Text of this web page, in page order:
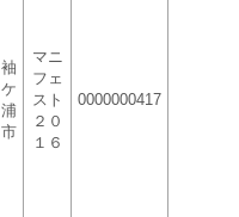
袖
ケ
浦
市
マニ
フェ
スト
２０
１６
0000000417